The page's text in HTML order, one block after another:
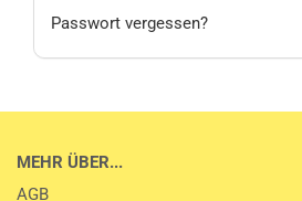
Passwort vergessen?
MEHR ÜBER...
AGB